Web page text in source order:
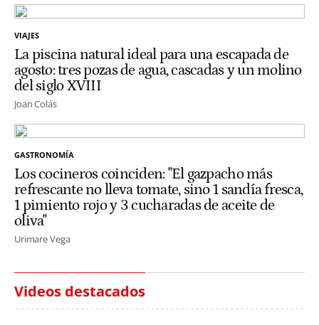
VIAJES
La piscina natural ideal para una escapada de
agosto: tres pozas de agua, cascadas y un molino
del siglo XVIII
Joan Colás
GASTRONOMÍA
Los cocineros coinciden: "El gazpacho más
refrescante no lleva tomate, sino 1 sandía fresca,
1 pimiento rojo y 3 cucharadas de aceite de
oliva"
Urimare Vega
Videos destacados